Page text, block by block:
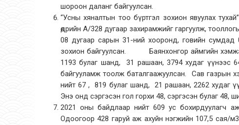
шороон даланг байгуулсан.
“Усны хяналтын тоо бүртгэл зохион явуулах
өдрийн А/328 дугаар захирамжийг гаргуулж,
08 дугаар сарын 31-ний хооронд, говийн
зохион байгуулсан. Баянхонгор аймгийн
1193 булаг шанд, 31 рашаан, 3794 худаг үүнээс
байгууламж тоолж баталгаажуулсан. Сав газрын
нийт 67 , 819 булаг шанд, 21 рашаан, 2262 худаг
Энэ онд сэргэсэн гол горхи 48, сэргэсэн булаг 48,
2021 оны байдлаар нийт 609 ус бохирдуулагч
Одоогоор 428 гаруй аж ахуйн нэгжийн 107,5 сая/м3